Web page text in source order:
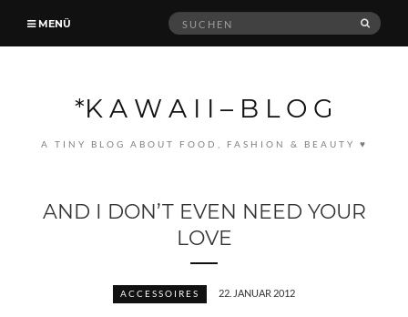
MENÜ
Suche
*K A W A I I – B L O G
A TINY BLOG ABOUT FOOD, FASHION & BEAUTY ♥
AND I DON’T EVEN NEED YOUR
LOVE
ACCESSOIRES 22. JANUAR 2012